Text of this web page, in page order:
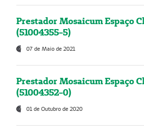
Prestador Mosaicum Espaço
(51004355-5)
07 de Maio de 2021
Prestador Mosaicum Espaço
(51004352-0)
01 de Outubro de 2020